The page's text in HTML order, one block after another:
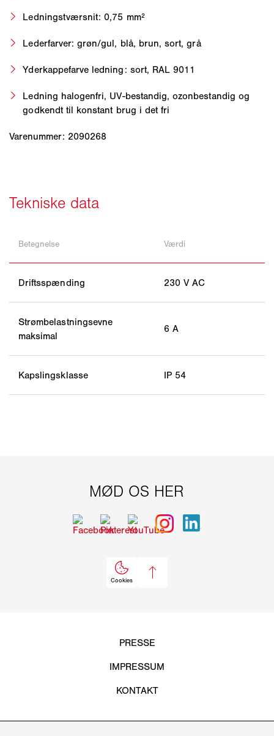
Ledningstværsnit: 0,75 mm²
Lederfarver: grøn/gul, blå, brun, sort, grå
Yderkappefarve ledning: sort, RAL 9011
Ledning halogenfri, UV-bestandig, ozonbestandig og
godkendt til konstant brug i det fri
Varenummer: 2090268
Betegnelse Værdi
Driftsspænding 230 V AC
Strømbelastningsevne
maksimal
6 A
Kapslingsklasse IP 54